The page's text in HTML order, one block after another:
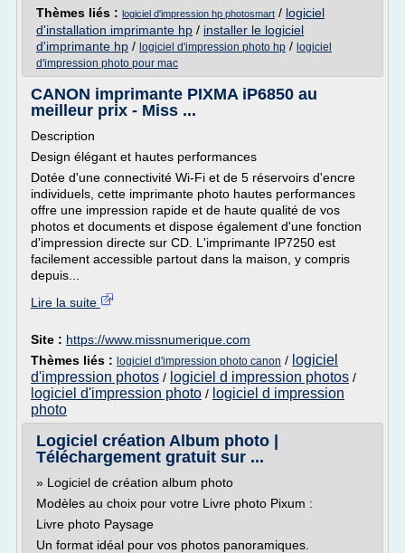
Thèmes liés : logiciel d'impression hp photosmart / logiciel
d'installation imprimante hp / installer le logiciel
d'imprimante hp / logiciel d'impression photo hp / logiciel
d'impression photo pour mac
CANON imprimante PIXMA iP6850 au
meilleur prix - Miss ...
Description
Design élégant et hautes performances
Dotée d'une connectivité Wi-Fi et de 5 réservoirs d'encre
individuels, cette imprimante photo hautes performances
offre une impression rapide et de haute qualité de vos
photos et documents et dispose également d'une fonction
d'impression directe sur CD. L'imprimante IP7250 est
facilement accessible partout dans la maison, y compris
depuis...
Lire la suite
Site : https://www.missnumerique.com
Thèmes liés : logiciel d'impression photo canon / logiciel
d'impression photos / logiciel d impression photos /
logiciel d'impression photo / logiciel d impression
photo
Logiciel création Album photo |
Téléchargement gratuit sur ...
» Logiciel de création album photo
Modèles au choix pour votre Livre photo Pixum :
Livre photo Paysage
Un format idéal pour vos photos panoramiques.